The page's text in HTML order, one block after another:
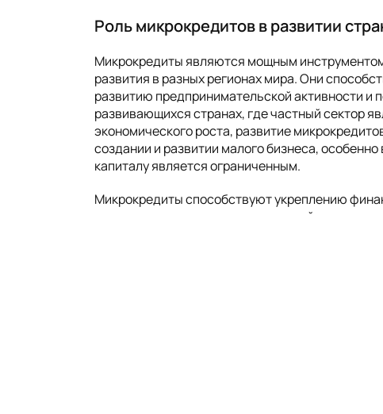
Роль микрокредитов в развитии
Микрокредиты являются мощным
развития в разных регионах мира. Они
развитию предпринимательской активности и
развивающихся странах, где частный сектор
экономического роста, развитие
создании и развитии малого бизнеса,
капиталу является ограниченным.
Микрокредиты способствуют укреплению
индивидуальных предпринимателей и малых